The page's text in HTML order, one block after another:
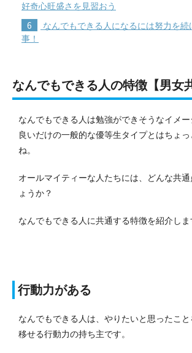
好奇心旺盛さを見習おう
6
なんでもできる人になるには努力を続
事！
なんでもできる人の特徴【男女
なんでもできる人は勉強ができそうなイメ
良いだけの一般的な優等生タイプとはちょっ
ね。
オールマイティーな人たちには、どんな共
ょうか？
なんでもできる人に共通する特徴を紹介しま
行動力がある
なんでもできる人は、やりたいと思ったこ
移せる行動力の持ち主です。